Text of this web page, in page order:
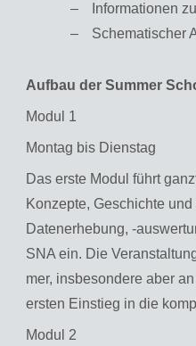
In­for­ma­tio­nen
Sche­ma­ti­scher
Auf­bau der Sum­mer
Modul 1
Mon­tag bis Diens­tag
Das erste Modul führt
Kon­zep­te, Ge­schich­te
Da­ten­er­he­bung, -
SNA ein. Die
mer, ins­be­son­de­re aber
ers­ten Ein­stieg in die
Modul 2